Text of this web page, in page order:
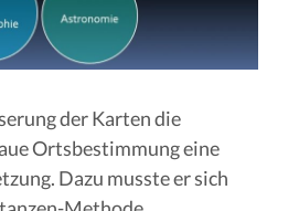
der Karten die
Ortsbestimmung eine
Dazu musste er sich